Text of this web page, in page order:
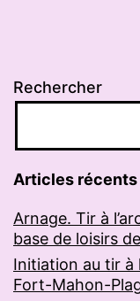
Rechercher
Articles récents
Arnage. Tir à
base de loisirs
Initiation au tir à
Fort-Mahon-